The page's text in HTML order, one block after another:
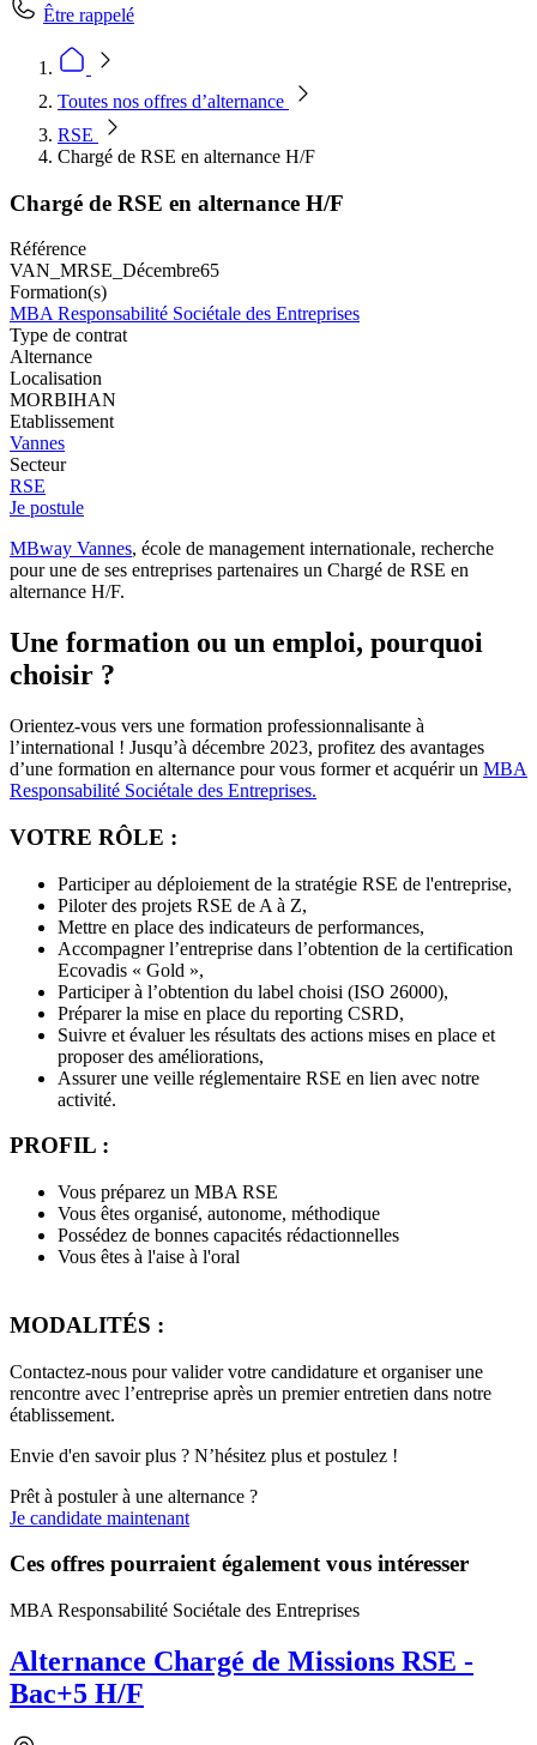
Être rappelé
Toutes nos offres d’alternance
RSE
Chargé de RSE en alternance H/F
Chargé de RSE en alternance H/F
Référence
VAN_MRSE_Décembre65
Formation(s)
MBA Responsabilité Sociétale des Entreprises
Type de contrat
Alternance
Localisation
MORBIHAN
Etablissement
Vannes
Secteur
RSE
Je postule
MBway Vannes, école de management internationale, recherche
pour une de ses entreprises partenaires un Chargé de RSE en
alternance H/F.
Une formation ou un emploi, pourquoi
choisir ?
Orientez-vous vers une formation professionnalisante à
l’international ! Jusqu’à décembre 2023, profitez des avantages
d’une formation en alternance pour vous former et acquérir un ​MBA
Responsabilité Sociétale des Entreprises.
VOTRE RÔLE :
Participer au déploiement de la stratégie RSE de l'entreprise,
Piloter des projets RSE de A à Z,
Mettre en place des indicateurs de performances,
Accompagner l’entreprise dans l’obtention de la certification
Ecovadis « Gold »,
Participer à l’obtention du label choisi (ISO 26000),
Préparer la mise en place du reporting CSRD,
Suivre et évaluer les résultats des actions mises en place et
proposer des améliorations,
Assurer une veille réglementaire RSE en lien avec notre
activité.
PROFIL :
Vous préparez un MBA RSE
Vous êtes organisé, autonome, méthodique
Possédez de bonnes capacités rédactionnelles
Vous êtes à l'aise à l'oral
MODALITÉS :
Contactez-nous pour valider votre candidature et organiser une
rencontre avec l’entreprise après un premier entretien dans notre
établissement.
Envie d'en savoir plus ? N’hésitez plus et postulez !
Prêt à postuler à une alternance ?
Je candidate maintenant
Ces offres pourraient également vous intéresser
MBA Responsabilité Sociétale des Entreprises
Alternance Chargé de Missions RSE -
Bac+5 H/F